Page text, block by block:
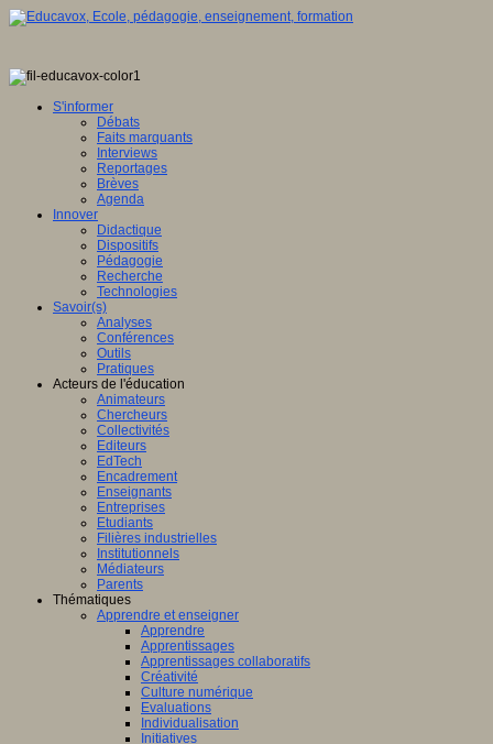
S'informer
Débats
Faits marquants
Interviews
Reportages
Brèves
Agenda
Innover
Didactique
Dispositifs
Pédagogie
Recherche
Technologies
Savoir(s)
Analyses
Conférences
Outils
Pratiques
Acteurs de l'éducation
Animateurs
Chercheurs
Collectivités
Editeurs
EdTech
Encadrement
Enseignants
Entreprises
Etudiants
Filières industrielles
Institutionnels
Médiateurs
Parents
Thématiques
Apprendre et enseigner
Apprendre
Apprentissages
Apprentissages collaboratifs
Créativité
Culture numérique
Evaluations
Individualisation
Initiatives